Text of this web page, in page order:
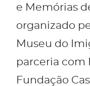
e Memórias
organizado
Museu do
parceria com
Fundação